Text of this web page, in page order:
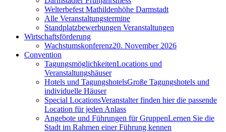
Welterbefest Mathildenhöhe Darmstadt
Alle Veranstaltungstermine
Standplatzbewerbungen Veranstaltungen
Wirtschaftsförderung
Wachstumskonferenz20. November 2026
Convention
TagungsmöglichkeitenLocations und
Veranstaltungshäuser
Hotels und TagungshotelsGroße Tagungshotels und
individuelle Häuser
Special LocationsVeranstalter finden hier die passende
Location für jeden Anlass
Angebote und Führungen für GruppenLernen Sie die
Stadt im Rahmen einer Führung kennen